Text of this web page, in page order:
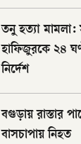
তনু হত্যা মামলা:
হাফিজুরকে ২৪
নির্দেশ
বগুড়ায় রাস্তার
বাসচাপায় নিহত